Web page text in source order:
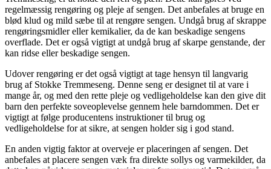
regelmæssig rengøring og pleje af sengen. Det anbefales at bruge en
blød klud og mild sæbe til at rengøre sengen. Undgå brug af skrappe
rengøringsmidler eller kemikalier, da de kan beskadige sengens
overflade. Det er også vigtigt at undgå brug af skarpe genstande, der
kan ridse eller beskadige sengen.
Udover rengøring er det også vigtigt at tage hensyn til langvarig
brug af Stokke Tremmeseng. Denne seng er designet til at vare i
mange år, og med den rette pleje og vedligeholdelse kan den give dit
barn den perfekte soveoplevelse gennem hele barndommen. Det er
vigtigt at følge producentens instruktioner til brug og
vedligeholdelse for at sikre, at sengen holder sig i god stand.
En anden vigtig faktor at overveje er placeringen af sengen. Det
anbefales at placere sengen væk fra direkte sollys og varmekilder, da